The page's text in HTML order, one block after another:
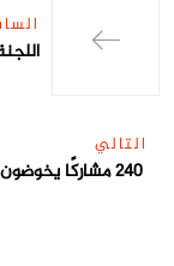
التالي